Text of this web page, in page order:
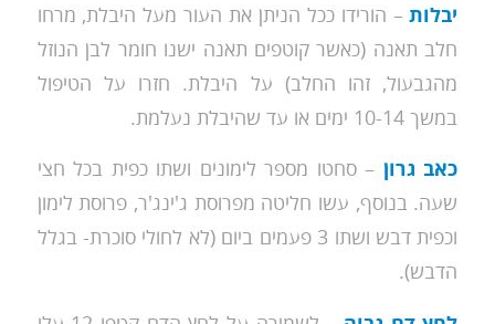
יבלות– הורידו ככל הניתן את העור מעל היבלת, מרחו
חלב תאנה (כאשר קוטפים תאנה ישנו חומר לבן הנוזל
מהגבעול, זהו החלב) על היבלת. חזרו על הטיפול
במשך 10-14 ימים או עד שהיבלת נעלמת.
כאב גרון – סחטו מספר לימונים ושתו כפית בכל חצי
שעה. בנוסף, עשו חליטה מפרוסת ג'ינג'ר, פרוסת לימון
וכפית דבש ושתו 3 פעמים ביום (לא לחולי סוכרת- בגלל
הדבש).